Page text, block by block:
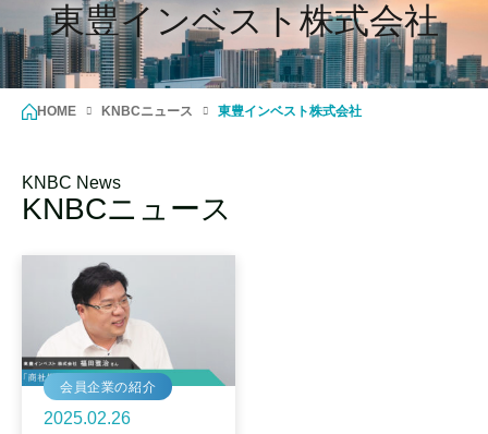
東豊インベスト株式会社
HOME KNBCニュース 東豊インベスト株式会社
KNBC News
KNBCニュース
会員企業の紹介
2025.02.26